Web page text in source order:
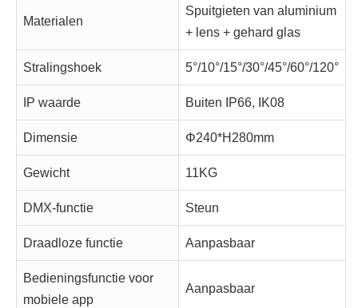
Materialen
Spuitgieten van aluminium
+ lens + gehard glas
Stralingshoek 5°/10°/15°/30°/45°/60°/120°
IP waarde Buiten IP66, IK08
Dimensie Φ240*H280mm
Gewicht 11KG
DMX-functie Steun
Draadloze functie Aanpasbaar
Bedieningsfunctie voor
mobiele app
Aanpasbaar